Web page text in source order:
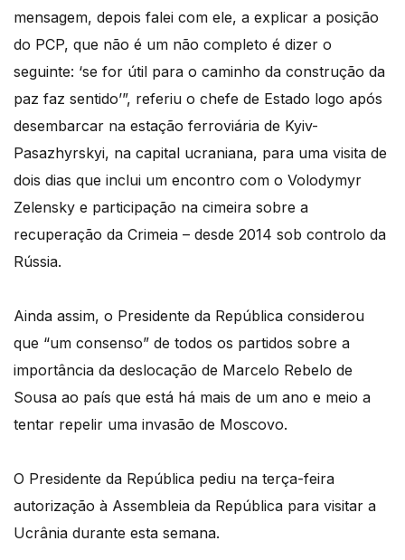
mensagem, depois falei com ele, a explicar a posição
do PCP, que não é um não completo é dizer o
seguinte: ‘se for útil para o caminho da construção da
paz faz sentido’”, referiu o chefe de Estado logo após
desembarcar na estação ferroviária de Kyiv-
Pasazhyrskyi, na capital ucraniana, para uma visita de
dois dias que inclui um encontro com o Volodymyr
Zelensky e participação na cimeira sobre a
recuperação da Crimeia – desde 2014 sob controlo da
Rússia.
Ainda assim, o Presidente da República considerou
que “um consenso” de todos os partidos sobre a
importância da deslocação de Marcelo Rebelo de
Sousa ao país que está há mais de um ano e meio a
tentar repelir uma invasão de Moscovo.
O Presidente da República pediu na terça-feira
autorização à Assembleia da República para visitar a
Ucrânia durante esta semana.